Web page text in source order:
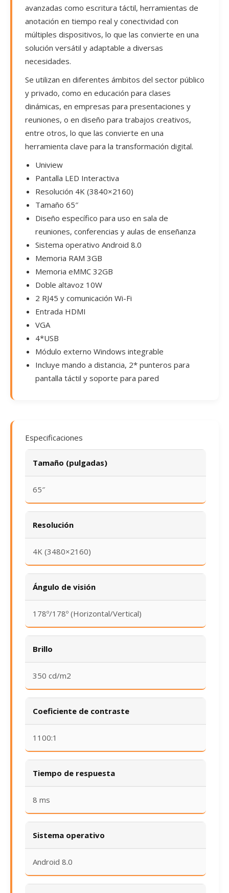
avanzadas como escritura táctil, herramientas de
anotación en tiempo real y conectividad con
múltiples dispositivos, lo que las convierte en una
solución versátil y adaptable a diversas
necesidades.
Se utilizan en diferentes ámbitos del sector público
y privado, como en educación para clases
dinámicas, en empresas para presentaciones y
reuniones, o en diseño para trabajos creativos,
entre otros, lo que las convierte en una
herramienta clave para la transformación digital.
Uniview
Pantalla LED Interactiva
Resolución 4K (3840×2160)
Tamaño 65″
Diseño específico para uso en sala de
reuniones, conferencias y aulas de enseñanza
Sistema operativo Android 8.0
Memoria RAM 3GB
Memoria eMMC 32GB
Doble altavoz 10W
2 RJ45 y comunicación Wi-Fi
Entrada HDMI
VGA
4*USB
Módulo externo Windows integrable
Incluye mando a distancia, 2* punteros para
pantalla táctil y soporte para pared
Especificaciones
Tamaño (pulgadas)
65″
Resolución
4K (3480×2160)
Ángulo de visión
178º/178º (Horizontal/Vertical)
Brillo
350 cd/m2
Coeficiente de contraste
1100:1
Tiempo de respuesta
8 ms
Sistema operativo
Android 8.0